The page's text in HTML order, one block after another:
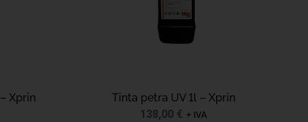
Xprin
Tinta petra UV 1l – Xprin
138,00 € + IVA